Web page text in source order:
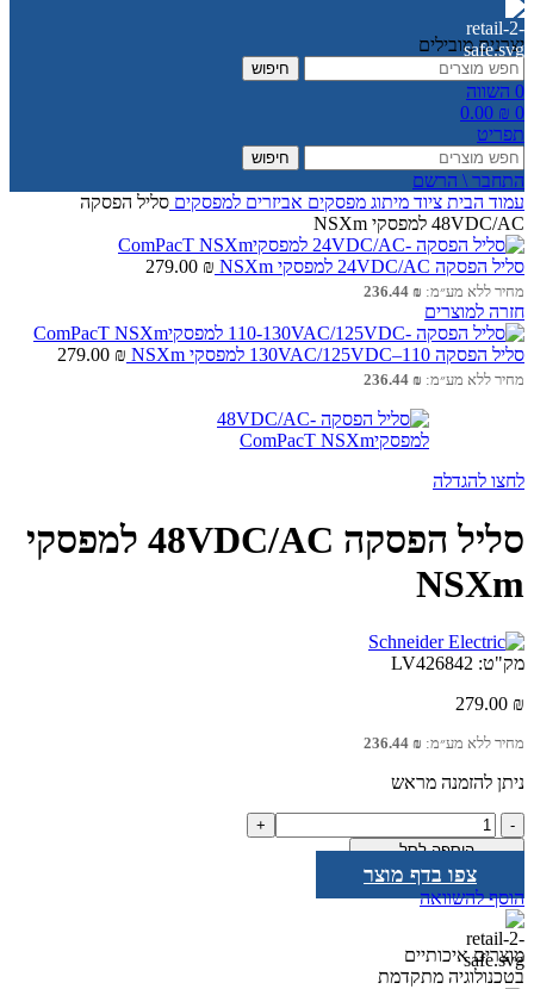
יצרנים מובילים
חיפוש
0 השווה
0
0.00 ₪
תפריט
חיפוש
התחבר \ הרשם
עמוד הבית ציוד מיתוג מפסקים אביזרים למפסקים סליל הפסקה
48VDC/AC למפסקי NSXm
סליל הפסקה 24VDC/AC למפסקי NSXm 279.00 ₪
מחיר ללא מע״מ: 236.44 ₪
חזרה למוצרים
סליל הפסקה 110–130VAC/125VDC למפסקי NSXm 279.00 ₪
מחיר ללא מע״מ: 236.44 ₪
לחצו להגדלה
סליל הפסקה 48VDC/AC למפסקי
NSXm
מק"ט: LV426842
279.00 ₪
מחיר ללא מע״מ: 236.44 ₪
ניתן להזמנה מראש
כמות
של
סליל
הפסקה
48VDC/AC
למפסקי
NSXm
הוספה לסל
צפו בדף מוצר
הוסף להשוואה
מוצרים איכותיים
בטכנולוגיה מתקדמת